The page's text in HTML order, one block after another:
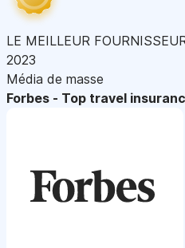
LE MEILLEUR
2023
Média de masse
Forbes - Top travel